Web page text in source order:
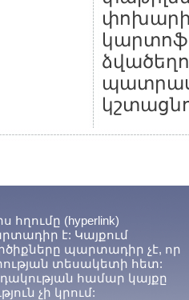
հղումը (hyperlink)
է: Կայքում
պարտադիր չէ, որ
տեսակետի հետ:
համար կայքը
չի կրում: